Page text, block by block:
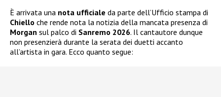
È arrivata una nota ufficiale da parte dell’Ufficio stampa di
Chiello che rende nota la notizia della mancata presenza di
Morgan sul palco di Sanremo 2026. Il cantautore dunque
non presenzierà durante la serata dei duetti accanto
all’artista in gara. Ecco quanto segue: